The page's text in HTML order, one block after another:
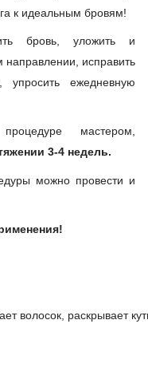
к идеальным бровям!
бровь, уложить и
направлении, исправить
упросить ежедневную
мастером,
3-4 недель.
можно провести и
волосок, раскрывает